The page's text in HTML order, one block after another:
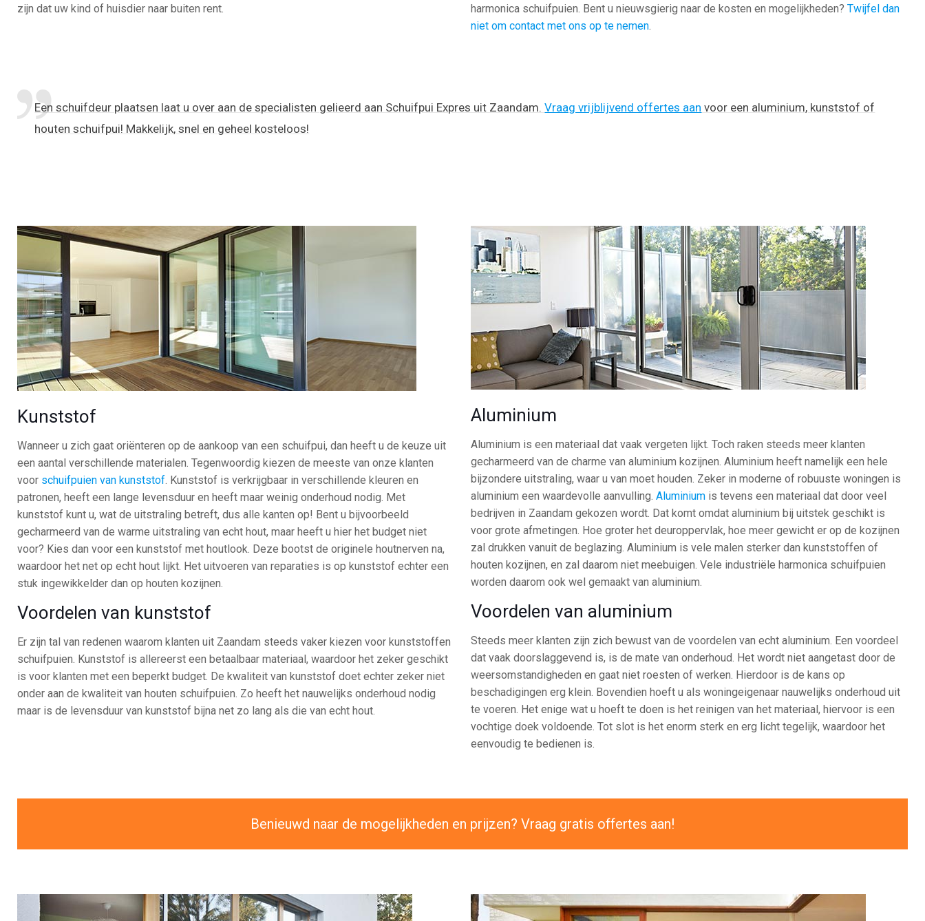
zijn dat uw kind of huisdier naar buiten rent.
harmonica schuifpuien. Bent u nieuwsgierig naar de kosten en mogelijkheden? Twijfel dan
niet om contact met ons op te nemen.
Een schuifdeur plaatsen laat u over aan de specialisten gelieerd aan Schuifpui Expres uit Zaandam.Vraag vrijblijvend offertes aan voor een aluminium, kunststof of
houten schuifpui! Makkelijk, snel en geheel kosteloos!
Kunststof
Wanneer u zich gaat oriënteren op de aankoop van een schuifpui, dan heeft u de keuze uit
een aantal verschillende materialen. Tegenwoordig kiezen de meeste van onze klanten
voor schuifpuien van kunststof . Kunststof is verkrijgbaar in verschillende kleuren en
patronen, heeft een lange levensduur en heeft maar weinig onderhoud nodig. Met
kunststof kunt u, wat de uitstraling betreft, dus alle kanten op! Bent u bijvoorbeeld
gecharmeerd van de warme uitstraling van echt hout, maar heeft u hier het budget niet
voor? Kies dan voor een kunststof met houtlook. Deze bootst de originele houtnerven na,
waardoor het net op echt hout lijkt. Het uitvoeren van reparaties is op kunststof echter een
stuk ingewikkelder dan op houten kozijnen.
Voordelen van kunststof
Er zijn tal van redenen waarom klanten uit Zaandam steeds vaker kiezen voor kunststoffen
schuifpuien. Kunststof is allereerst een betaalbaar materiaal, waardoor het zeker geschikt
is voor klanten met een beperkt budget. De kwaliteit van kunststof doet echter zeker niet
onder aan de kwaliteit van houten schuifpuien. Zo heeft het nauwelijks onderhoud nodig
maar is de levensduur van kunststof bijna net zo lang als die van echt hout.
Aluminium
Aluminium is een materiaal dat vaak vergeten lijkt. Toch raken steeds meer klanten
gecharmeerd van de charme van aluminium kozijnen. Aluminium heeft namelijk een hele
bijzondere uitstraling, waar u van moet houden. Zeker in moderne of robuuste woningen is
aluminium een waardevolle aanvulling. Aluminiumis tevens een materiaal dat door veel
bedrijven in Zaandam gekozen wordt. Dat komt omdat aluminium bij uitstek geschikt is
voor grote afmetingen. Hoe groter het deuroppervlak, hoe meer gewicht er op de kozijnen
zal drukken vanuit de beglazing. Aluminium is vele malen sterker dan kunststoffen of
houten kozijnen, en zal daarom niet meebuigen. Vele industriële harmonica schuifpuien
worden daarom ook wel gemaakt van aluminium.
Voordelen van aluminium
Steeds meer klanten zijn zich bewust van de voordelen van echt aluminium. Een voordeel
dat vaak doorslaggevend is, is de mate van onderhoud. Het wordt niet aangetast door de
weersomstandigheden en gaat niet roesten of werken. Hierdoor is de kans op
beschadigingen erg klein. Bovendien hoeft u als woningeigenaar nauwelijks onderhoud uit
te voeren. Het enige wat u hoeft te doen is het reinigen van het materiaal, hiervoor is een
vochtige doek voldoende. Tot slot is het enorm sterk en erg licht tegelijk, waardoor het
eenvoudig te bedienen is.
Benieuwd naar de mogelijkheden en prijzen? Vraag gratis offertes aan!